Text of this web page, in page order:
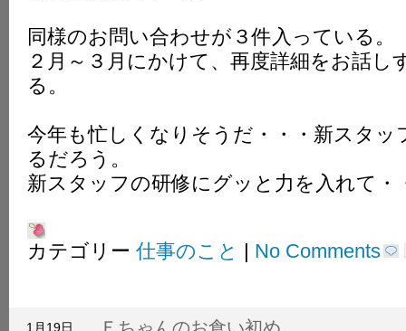
同様のお問い合わせが３件入っている。
２月～３月にかけて、再度詳細をお話し
る。
今年も忙しくなりそうだ・・・新スタッ
るだろう。
新スタッフの研修にグッと力を入れて・
カテゴリー 仕事のこと | No Comments
1月19日